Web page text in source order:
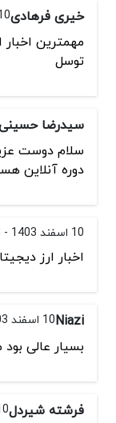
خیری فرهادی10 اسفند
مهمترین
توسل
سیدرضا حسینی
سلام دوست
دوره آنلاین
10 اسفند 1403 - 09:38
اخبار ارز
Niazi10 اسفند 1403 - 07:33
بسیار عالی
فرشته شیردل10 اسفند